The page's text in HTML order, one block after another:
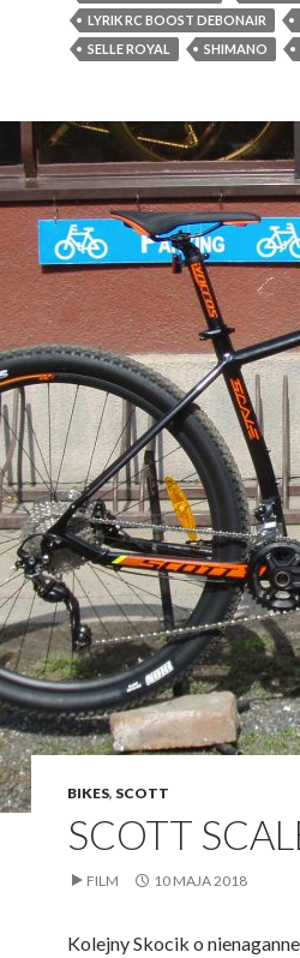
LYRIK RC BOOST DEBONAIR
SELLE ROYAL
SHIMANO
BIKES, SCOTT
SCOTT
FILM 10 MAJA 2018
Kolejny Skocik o